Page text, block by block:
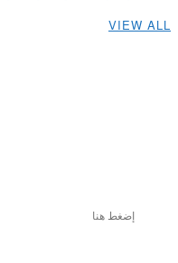
VIEW ALL
إضغط هنا